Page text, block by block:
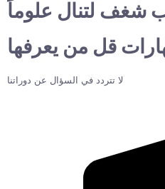
لتنال علوماً
قل من يعرفها
لا تتردد في السؤال عن دوراتنا